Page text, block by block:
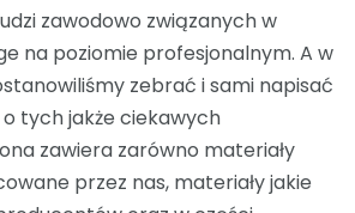
zawodowo związanych w
na poziomie profesjonalnym. A w
zebrać i sami napisać
tych jakże ciekawych
zawiera zarówno materiały
przez nas, materiały jakie